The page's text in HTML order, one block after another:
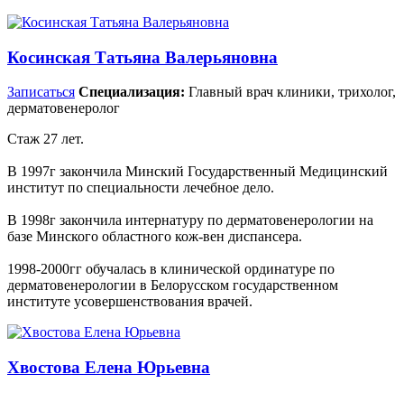
Косинская Татьяна Валерьяновна
Записаться Специализация: Главный врач клиники, трихолог,
дерматовенеролог
Стаж 27 лет.
В 1997г закончила Минский Государственный Медицинский
институт по специальности лечебное дело.
В 1998г закончила интернатуру по дерматовенерологии на
базе Минского областного кож-вен диспансера.
1998-2000гг обучалась в клинической ординатуре по
дерматовенерологии в Белорусском государственном
институте усовершенствования врачей.
Хвостова Елена Юрьевна